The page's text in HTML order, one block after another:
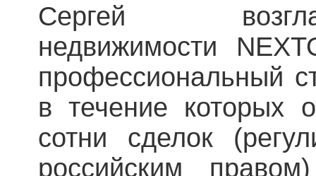
Сергей
недвижимости
профессиональный
в течение которых
сотни сделок
российским